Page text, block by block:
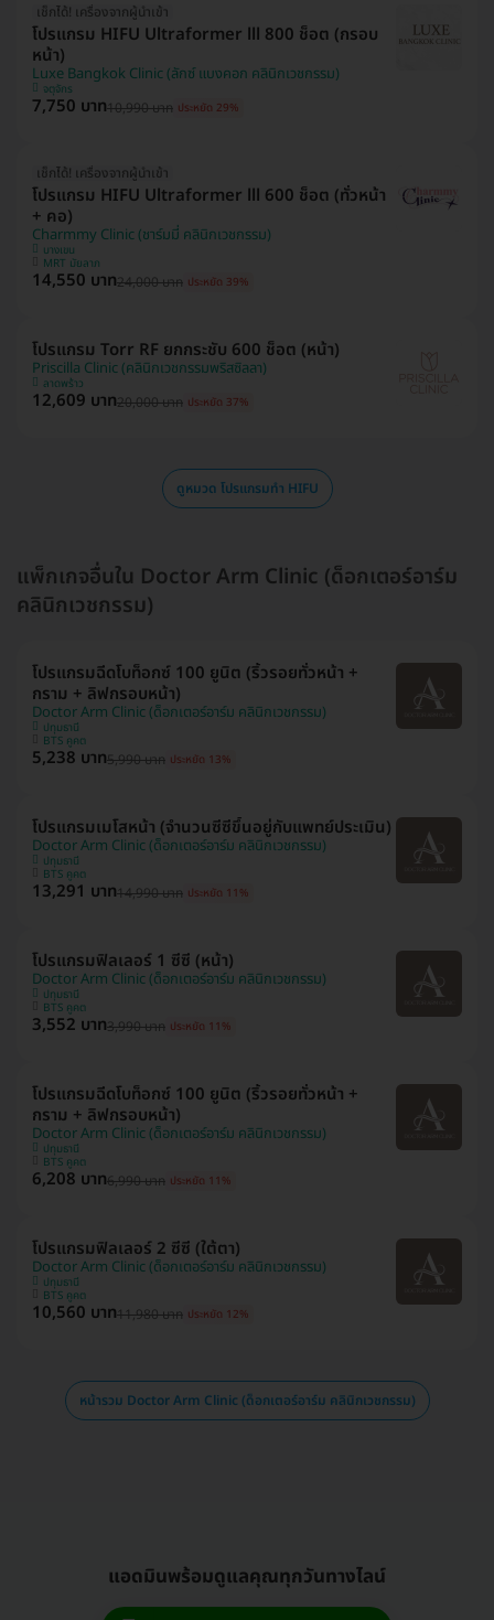
เช็กได้! เครื่องจากผู้นำเข้า
โปรแกรม HIFU Ultraformer lll 800 ช็อต (กรอบ
หน้า)
Luxe Bangkok Clinic (ลักซ์ แบงคอก คลินิกเวชกรรม)
จตุจักร
7,750 บาท10,990 บาท ประหยัด 29%
เช็กได้! เครื่องจากผู้นำเข้า
โปรแกรม HIFU Ultraformer lll 600 ช็อต (ทั่วหน้า
+ คอ)
Charmmy Clinic (ชาร์มมี่ คลินิกเวชกรรม)
บางเขน
MRT มัยลาภ
14,550 บาท24,000 บาท ประหยัด 39%
โปรแกรม Torr RF ยกกระชับ 600 ช็อต (หน้า)
Priscilla Clinic (คลินิกเวชกรรมพริสซิลลา)
ลาดพร้าว
12,609 บาท20,000 บาท ประหยัด 37%
ดูหมวด โปรแกรมทำ HIFU
แพ็กเกจอื่นใน Doctor Arm Clinic (ด็อกเตอร์อาร์ม
คลินิกเวชกรรม)
โปรแกรมฉีดโบท็อกซ์ 100 ยูนิต (ริ้วรอยทั่วหน้า +
กราม + ลิฟกรอบหน้า)
Doctor Arm Clinic (ด็อกเตอร์อาร์ม คลินิกเวชกรรม)
ปทุมธานี
BTS คูคต
5,238 บาท5,990 บาท ประหยัด 13%
โปรแกรมเมโสหน้า (จำนวนซีซีขึ้นอยู่กับแพทย์ประเมิน)
Doctor Arm Clinic (ด็อกเตอร์อาร์ม คลินิกเวชกรรม)
ปทุมธานี
BTS คูคต
13,291 บาท14,990 บาท ประหยัด 11%
โปรแกรมฟิลเลอร์ 1 ซีซี (หน้า)
Doctor Arm Clinic (ด็อกเตอร์อาร์ม คลินิกเวชกรรม)
ปทุมธานี
BTS คูคต
3,552 บาท3,990 บาท ประหยัด 11%
โปรแกรมฉีดโบท็อกซ์ 100 ยูนิต (ริ้วรอยทั่วหน้า +
กราม + ลิฟกรอบหน้า)
Doctor Arm Clinic (ด็อกเตอร์อาร์ม คลินิกเวชกรรม)
ปทุมธานี
BTS คูคต
6,208 บาท6,990 บาท ประหยัด 11%
โปรแกรมฟิลเลอร์ 2 ซีซี (ใต้ตา)
Doctor Arm Clinic (ด็อกเตอร์อาร์ม คลินิกเวชกรรม)
ปทุมธานี
BTS คูคต
10,560 บาท11,980 บาท ประหยัด 12%
หน้ารวม Doctor Arm Clinic (ด็อกเตอร์อาร์ม คลินิกเวชกรรม)
แอดมินพร้อมดูแลคุณทุกวันทางไลน์